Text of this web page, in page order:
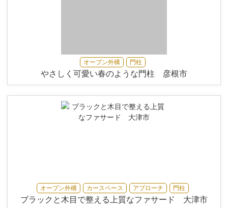
オープン外構 門柱
やさしく可愛い春のような門柱 彦根市
オープン外構 カースペース アプローチ 門柱
ブラックと木目で整える上質なファサード 大津市